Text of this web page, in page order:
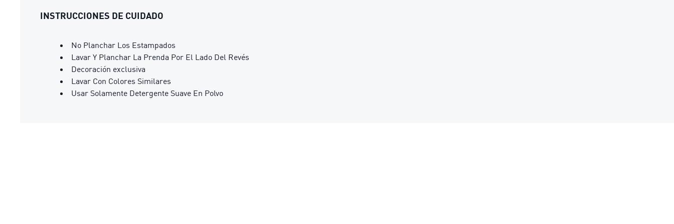
INSTRUCCIONES DE CUIDADO
No Planchar Los Estampados
Lavar Y Planchar La Prenda Por El Lado Del Revés
Decoración exclusiva
Lavar Con Colores Similares
Usar Solamente Detergente Suave En Polvo